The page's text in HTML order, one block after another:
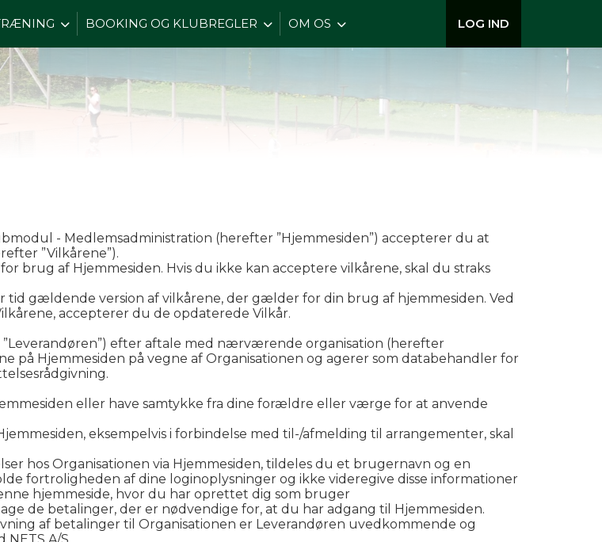
BOOKING OG KLUBREGLER OM OS LOG IND
- Medlemsadministration (herefter ”Hjemmesiden”) accepterer du at
”Vilkårene”).
brug af Hjemmesiden. Hvis du ikke kan acceptere vilkårene, skal du straks
gældende version af vilkårene, der gælder for din brug af hjemmesiden. Ved
accepterer du de opdaterede Vilkår.
efter aftale med nærværende organisation (herefter
på Hjemmesiden på vegne af Organisationen og agerer som databehandler for
eller have samtykke fra dine forældre eller værge for at anvende
eksempelvis i forbindelse med til-/afmelding til arrangementer, skal
hos Organisationen via Hjemmesiden, tildeles du et brugernavn og en
fortroligheden af dine loginoplysninger og ikke videregive disse informationer
hjemmeside, hvor du har oprettet dig som bruger
de betalinger, der er nødvendige for, at du har adgang til Hjemmesiden.
af betalinger til Organisationen er Leverandøren uvedkommende og